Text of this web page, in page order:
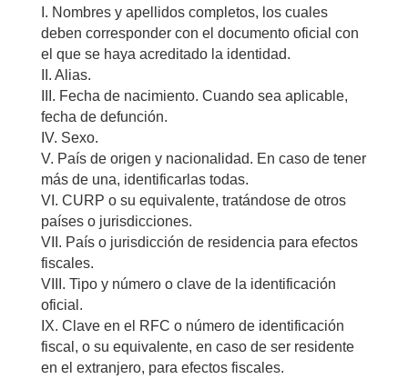
I. Nombres y apellidos completos, los cuales
deben corresponder con el documento oficial con
el que se haya acreditado la identidad.
II. Alias.
III. Fecha de nacimiento. Cuando sea aplicable,
fecha de defunción.
IV. Sexo.
V. País de origen y nacionalidad. En caso de tener
más de una, identificarlas todas.
VI. CURP o su equivalente, tratándose de otros
países o jurisdicciones.
VII. País o jurisdicción de residencia para efectos
fiscales.
VIII. Tipo y número o clave de la identificación
oficial.
IX. Clave en el RFC o número de identificación
fiscal, o su equivalente, en caso de ser residente
en el extranjero, para efectos fiscales.